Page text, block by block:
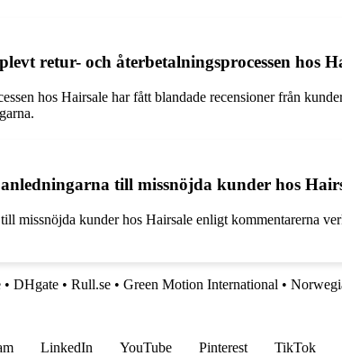
retur- och återbetalningsprocessen hos
hos Hairsale har fått blandade recensioner från
till missnöjda kunder hos
missnöjda kunder hos Hairsale enligt kommentarerna
• DHgate • Rull.se • Green Motion International •
LinkedIn YouTube Pinterest TikTok